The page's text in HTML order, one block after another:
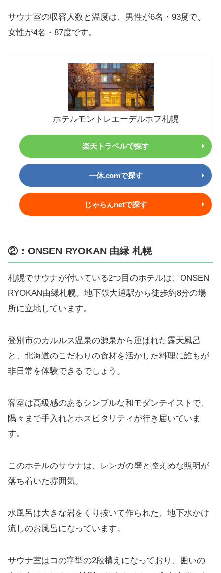
サウナ室の収容人数と温度は、男性が6名・93度で、
女性が4名・87度です。
ホテルモントレエーデルホフ札幌
楽天トラベルで探す
一休.comで探す
じゃらんnetで探す
②：ONSEN RYOKAN 由縁 札幌
札幌でサウナが付いている2つ目のホテルは、ONSEN
RYOKAN由縁札幌。地下鉄大通駅から徒歩約8分の場
所に立地しています。
登別市のカルルス温泉の源泉から運ばれた露天風呂
と、北海道のこだわりの食材を活かした料理に誰もが
非日常を体験できるでしょう。
客室は高級感のあるシンプルな和モダンテイストで、
隅々まで手入れとホスピタリティが行き届いていま
す。
このホテルのサウナは、レンガの壁と控えめな照明が
落ち着いた雰囲気。
水風呂は大きな岩をくり抜いて作られた、地下水かけ
流しのお風呂になっています。
サウナ室はコの字型の2段構えになっており、囲いの